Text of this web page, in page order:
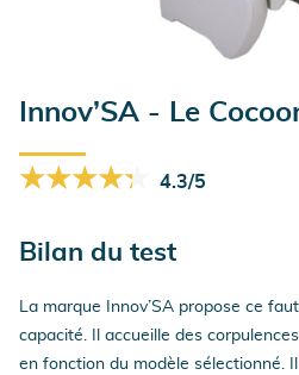
Innov’SA - Le
4.3/5
★★★★★
★★★★★
Bilan du test
La marque Innov’SA propose ce
capacité. Il accueille des
en fonction du modèle sélectionné.